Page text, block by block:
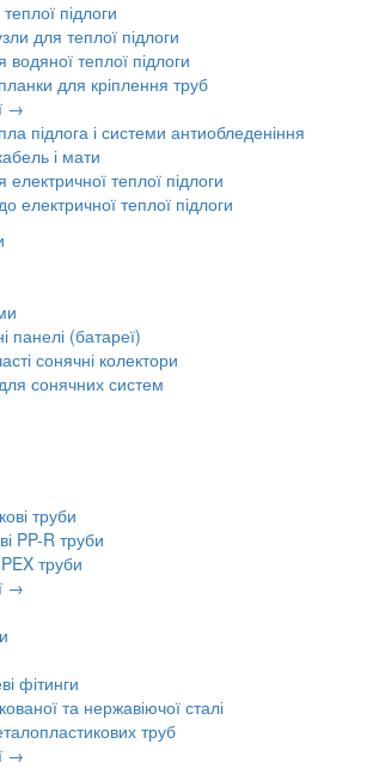
підлоги
для теплої підлоги
водяної теплої підлоги
для кріплення труб
→
підлога і системи антиобледеніння
і мати
електричної теплої підлоги
електричної теплої підлоги
панелі (батареї)
сонячні колектори
сонячних систем
труби
PP-R труби
труби
→
фітинги
та нержавіючої сталі
труб
→